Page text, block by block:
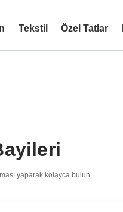
Tekstil Özel Tatlar
yaparak kolayca bulun.